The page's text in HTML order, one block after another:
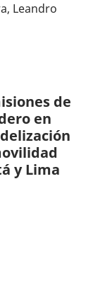
Leandro
de
en
y Lima